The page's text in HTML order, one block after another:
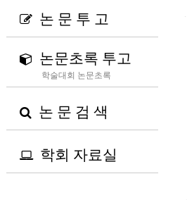
 논 문 투 고
 논문초록 투고
학술대회 논문초록
 논 문 검 색
학회 자료실